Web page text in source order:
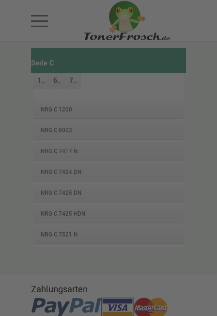
Serie C
1..
6.. 7..
NRG C 1200
NRG C 6003
NRG C 7417 N
NRG C 7424 DN
NRG C 7425 DN
NRG C 7425 HDN
NRG C 7521 N
Zahlungsarten